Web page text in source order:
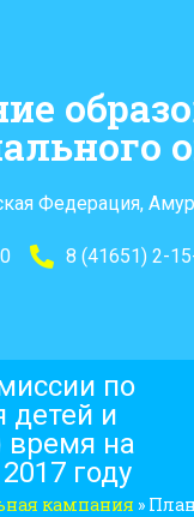
Федерация,
8 (41651) 2-
по
детей и
время на
году
кампания »